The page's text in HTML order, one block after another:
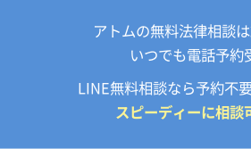
アトムの無料法律相談は
いつでも電話予約
LINE無料相談なら予約不
スピーディーに相談